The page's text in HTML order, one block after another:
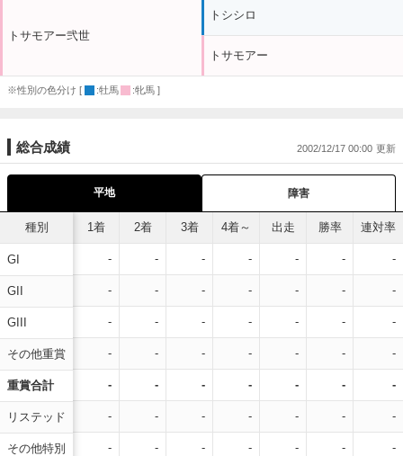
トサモアー弐世
トシシロ
トサモアー
※性別の色分け [ :牡馬 :牝馬 ]
総合成績 2002/12/17 00:00
平地 障害
種別
GI
GII
GIII
その他重賞
重賞合計
リステッド
その他特別
1着 2着 3着 4着～ 出走 勝率 連対率
- - - - - - -
- - - - - - -
- - - - - - -
- - - - - - -
- - - - - - -
- - - - - - -
- - - - - - -